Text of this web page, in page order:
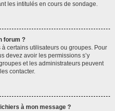
les intitulés en cours de sondage.
forum ?
certains utilisateurs ou groupes. Pour
devez avoir les permissions s’y
et les administrateurs peuvent
contacter.
à mon message ?